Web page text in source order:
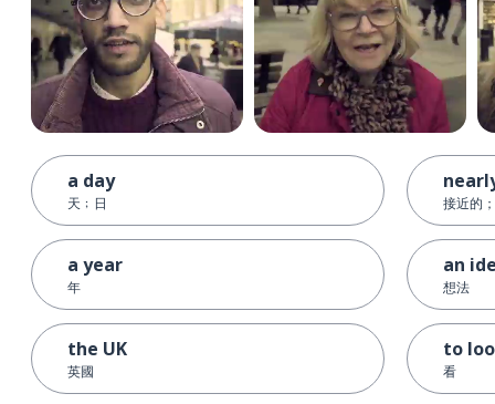
a day
天﹔日
a year
年
the UK
英國
接近的
an
想法
to
看